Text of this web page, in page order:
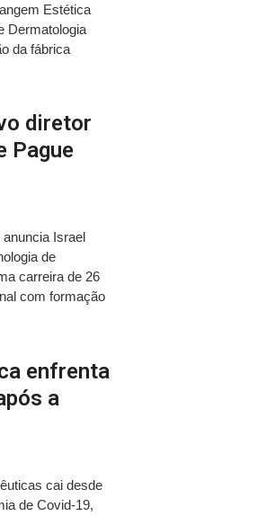
Estética
Dermatologia
da fábrica
diretor
Pague
Israel
de
carreira de 26
com formação
enfrenta
a
cai desde
de Covid-19,